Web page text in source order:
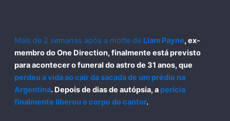
Mais de 2 semanas após a morte de Liam Payne, ex-
membro doOne Direction, finalmente está previsto
para acontecer ofuneral do astro de 31 anos, que
perdeu a vida ao cair da sacada de um prédio na
Argentina. Depois de dias de autópsia, a perícia
finalmente liberou o corpo do cantor.